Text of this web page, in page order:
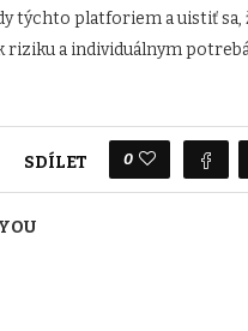
týchto platforiem a uistiť
a individuálnym
SDÍLET 0